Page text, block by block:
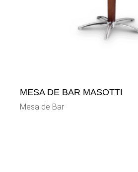
MESA DE BAR MASOTTI
Mesa de Bar